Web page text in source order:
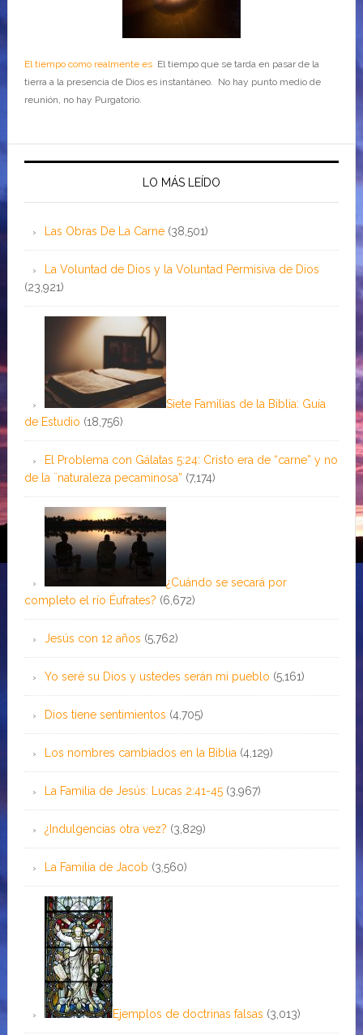
El tiempo como realmente esEl tiempo que se tarda en pasar de la
tierra a la presencia de Dios es instantáneo. No hay punto medio de
reunión, no hay Purgatorio.
LO MÁS LEÍDO
Las Obras De La Carne (38,501)
La Voluntad de Dios y la Voluntad Permisiva de Dios
(23,921)
Siete Familias de la Biblia: Guía
de Estudio (18,756)
El Problema con Gálatas 5:24: Cristo era de “carne” y no
de la ¨naturaleza pecaminosa” (7,174)
¿Cuándo se secará por
completo el río Éufrates? (6,672)
Jesús con 12 años (5,762)
Yo seré su Dios y ustedes serán mi pueblo (5,161)
Dios tiene sentimientos (4,705)
Los nombres cambiados en la Biblia (4,129)
La Familia de Jesús: Lucas 2:41-45 (3,967)
¿Indulgencias otra vez? (3,829)
La Familia de Jacob (3,560)
Ejemplos de doctrinas falsas (3,013)